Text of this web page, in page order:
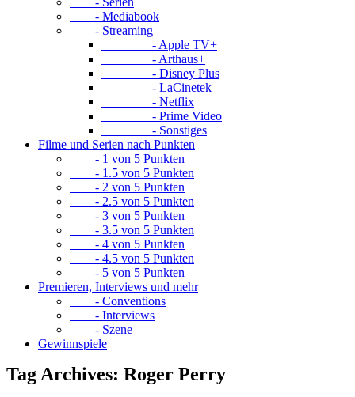
- Mediabook
- Streaming
- Apple TV+
- Arthaus+
- Disney Plus
- LaCinetek
- Netflix
- Prime Video
- Sonstiges
Filme und Serien nach Punkten
- 1 von 5 Punkten
- 1.5 von 5 Punkten
- 2 von 5 Punkten
- 2.5 von 5 Punkten
- 3 von 5 Punkten
- 3.5 von 5 Punkten
- 4 von 5 Punkten
- 4.5 von 5 Punkten
- 5 von 5 Punkten
Premieren, Interviews und mehr
- Conventions
- Interviews
- Szene
Gewinnspiele
Tag Archives: Roger Perry